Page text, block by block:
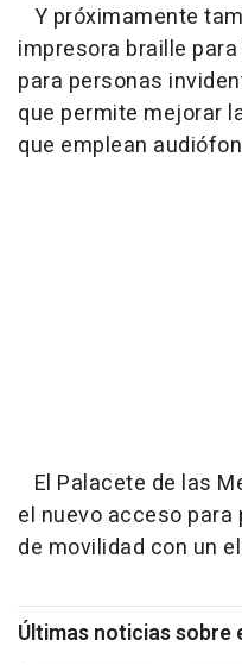
Y próximamente
impresora braille
para personas
que permite mejorar
que emplean
El Palacete de las
el nuevo acceso
de movilidad con un
Últimas noticias sobre